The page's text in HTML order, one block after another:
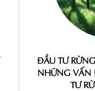
ĐẦU TƯ
NHỮNG VẤN
TƯ